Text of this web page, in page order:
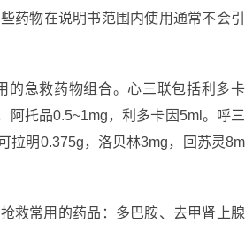
药物在说明书范围内使用通常不会引
的急救药物组合。心三联包括利多卡
阿托品0.5~1mg，利多卡因5ml。呼三
拉明0.375g，洛贝林3mg，回苏灵8m
救常用的药品：多巴胺、去甲肾上腺